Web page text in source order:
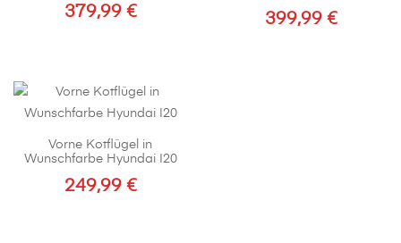
können
379,99 € 399,99 €
Vorne Kotflügel in
Wunschfarbe Hyundai I20
249,99 €